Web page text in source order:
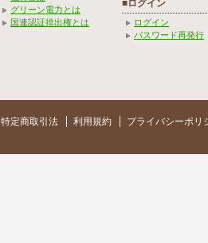
グリーン電力とは
国連認証排出権とは
■ログイン
ログイン
パスワード再発行
特定商取引法 利用規約 プライバシーポリ